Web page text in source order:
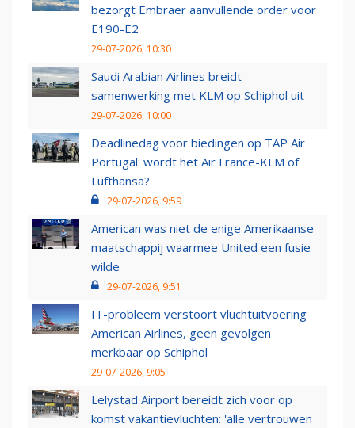
bezorgt Embraer aanvullende order voor
E190-E2
29-07-2026, 10:30
Saudi Arabian Airlines breidt
samenwerking met KLM op Schiphol uit
29-07-2026, 10:00
Deadlinedag voor biedingen op TAP Air
Portugal: wordt het Air France-KLM of
Lufthansa?
29-07-2026, 9:59
American was niet de enige Amerikaanse
maatschappij waarmee United een fusie
wilde
29-07-2026, 9:51
IT-probleem verstoort vluchtuitvoering
American Airlines, geen gevolgen
merkbaar op Schiphol
29-07-2026, 9:05
Lelystad Airport bereidt zich voor op
komst vakantievluchten: 'alle vertrouwen